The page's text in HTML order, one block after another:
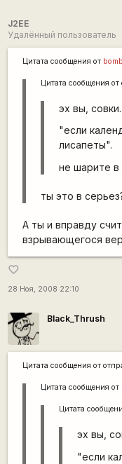
J2EE
Удалённый пользователь
Цитата сообщения от
Цитата сообщения от
эх вы,
"если
лисапеты".
не шарите в
ты это в
А ты и вправду
взрывающегося
favorite_border
28 Ноя, 2008 22:10
Black_Thrush
Цитата сообщения от
Цитата сообщения от
Цитата
эх вы,
"если